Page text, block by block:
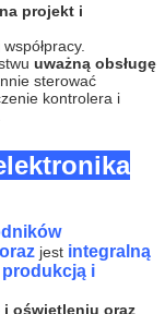
- GND:
+ A1: 2000;
13: 2006
ciągu 7 dni
klienta
są
projekt i
uważną obsługę
sterować
kontrolera i
jest integralną
i
i oświetleniu oraz